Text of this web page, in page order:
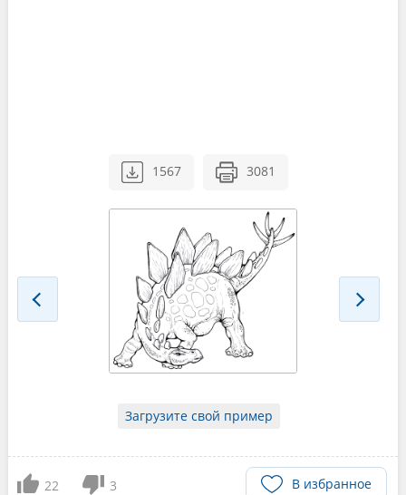
1567 3081
Загрузите свой пример
22 3 В избранное